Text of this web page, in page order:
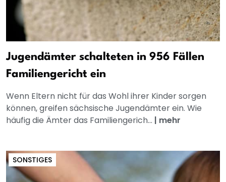
Jugendämter schalteten in 956 Fällen
Familiengericht ein
Wenn Eltern nicht für das Wohl ihrer Kinder sorgen
können, greifen sächsische Jugendämter ein. Wie
häufig die Ämter das Familiengerich... | mehr
SONSTIGES